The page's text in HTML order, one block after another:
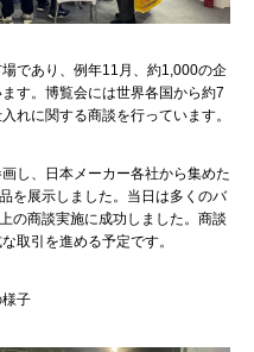
であり、例年11月、約1,000の企
す。博覧会には世界各国から約7
れに関する商談を行っています。
し、日本メーカー各社から集めた
を展示しました。当日は多くのバ
の商談実施に成功しました。商談
取引を進める予定です。
子